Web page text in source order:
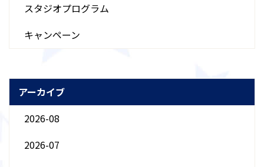
スタジオプログラム
キャンペーン
アーカイブ
2026-08
2026-07